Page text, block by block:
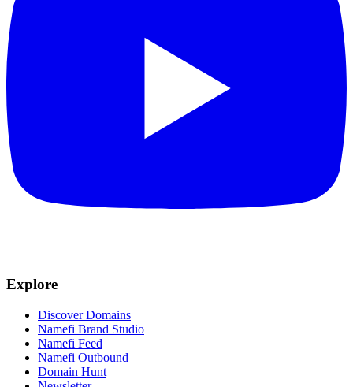
Explore
Discover Domains
Namefi Brand Studio
Namefi Feed
Namefi Outbound
Domain Hunt